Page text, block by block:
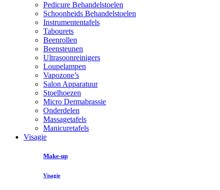
Pedicure Behandelstoelen
Schoonheids Behandelstoelen
Instrumententafels
Tabourets
Beenrollen
Beensteunen
Ultrasoonreinigers
Loupelampen
Vapozone’s
Salon Apparatuur
Stoelhoezen
Micro Dermabrassie
Onderdelen
Massagetafels
Manicuretafels
Visagie
Make-up
Visagie